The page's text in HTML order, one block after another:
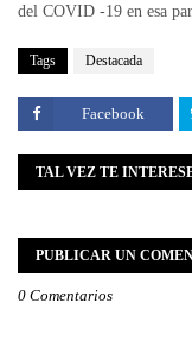
del COVID -19 en esa
Tags Destacada
Facebook
TAL VEZ TE
PUBLICAR UN
0 Comentarios